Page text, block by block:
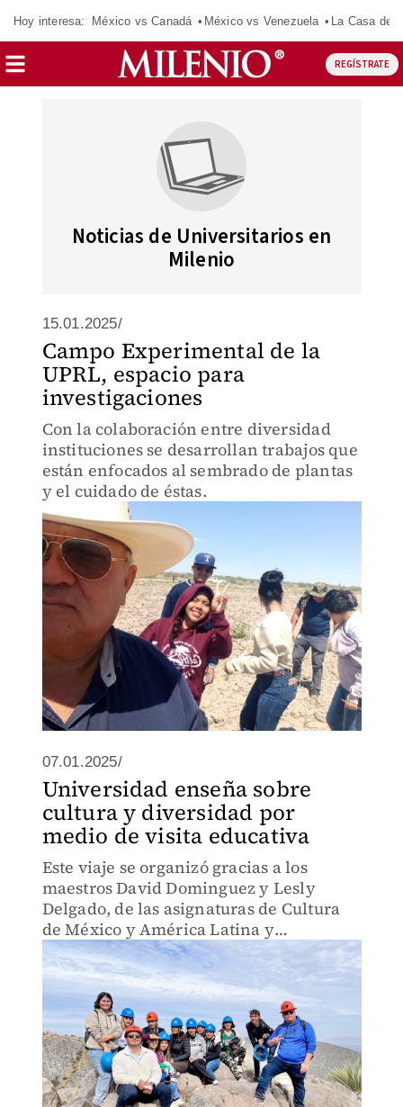
Hoy interesa: México vs Canadá México vs Venezuela La Casa de
REGÍSTRATE
Noticias de Universitarios en
Milenio
15.01.2025/
Campo Experimental de la
UPRL, espacio para
investigaciones
Con la colaboración entre diversidad
instituciones se desarrollan trabajos que
están enfocados al sembrado de plantas
y el cuidado de éstas.
07.01.2025/
Universidad enseña sobre
cultura y diversidad por
medio de visita educativa
Este viaje se organizó gracias a los
maestros David Dominguez y Lesly
Delgado, de las asignaturas de Cultura
de México y América Latina y
Sustentabilidad respectivamente.